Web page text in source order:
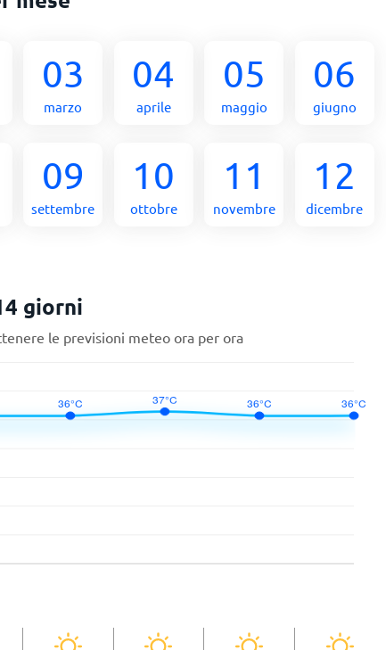
03
marzo
04
aprile
05
maggio
06
giugno
09
settembre
10
ottobre
11
novembre
12
dicembre
giorni
le previsioni meteo ora per ora